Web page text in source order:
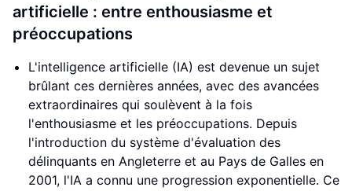
artificielle : entre enthousiasme et
préoccupations
L'intelligence artificielle (IA) est devenue un sujet
brûlant ces dernières années, avec des avancées
extraordinaires qui soulèvent à la fois
l'enthousiasme et les préoccupations. Depuis
l'introduction du système d'évaluation des
délinquants en Angleterre et au Pays de Galles en
2001, l'IA a connu une progression exponentielle. Ce